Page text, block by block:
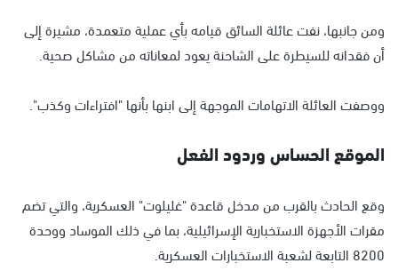
ومن جانبها، نفت عائلة السائق قيامه بأي عملية متعمدة، مشيرة إلى
أن فقدانه للسيطرة على الشاحنة يعود لمعاناته من مشاكل صحية.
ووصفت العائلة الاتهامات الموجهة إلى ابنها بأنها "افتراءات وكذب".
الموقع الحساس وردود الفعل
وقع الحادث بالقرب من مدخل قاعدة "غليلوت" العسكرية، والتي تضم
مقرات الأجهزة الاستخبارية الإسرائيلية، بما في ذلك الموساد ووحدة
8200 التابعة لشعبة الاستخبارات العسكرية.